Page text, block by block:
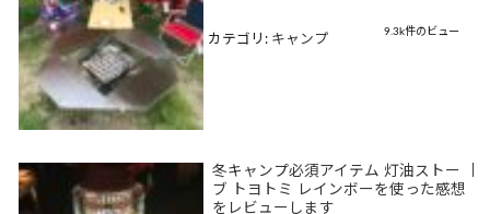
9.3k件のビュー
カテゴリ: キャンプ
冬キャンプ必須アイテム 灯油ストー
ブ トヨトミ レインボーを使った感想
をレビューします